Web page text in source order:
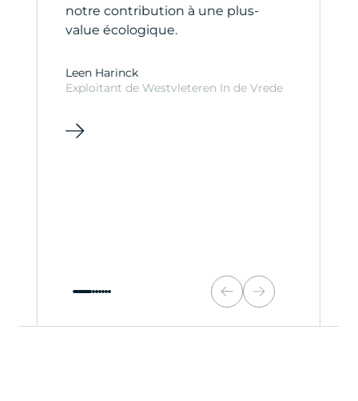
notre contribution à une plus-
value écologique.
Leen Harinck
Exploitant de Westvleteren In de Vrede